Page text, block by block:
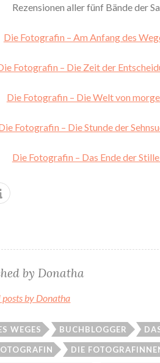
Rezensionen aller fünf Bände der
Die Fotografin – Am Anfang des
Fotografin – Die Zeit der
Die Fotografin – Die Welt von
Fotografin – Die Stunde der
Die Fotografin – Das Ende der
by Donatha
by Donatha
WEGES BUCHBLOGGER
DIE